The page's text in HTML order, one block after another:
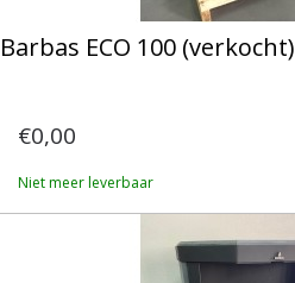
Barbas ECO 100 (verkocht)
€0,00
Niet meer leverbaar